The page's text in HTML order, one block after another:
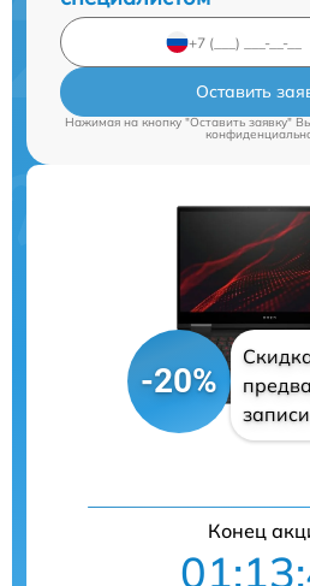
Оставить
Нажимая на кнопку "Оставить заявку"
-20%
Конец